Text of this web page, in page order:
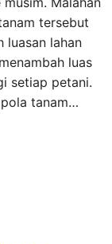
tersebut
luasan lahan
luas
setiap petani.
tanam…